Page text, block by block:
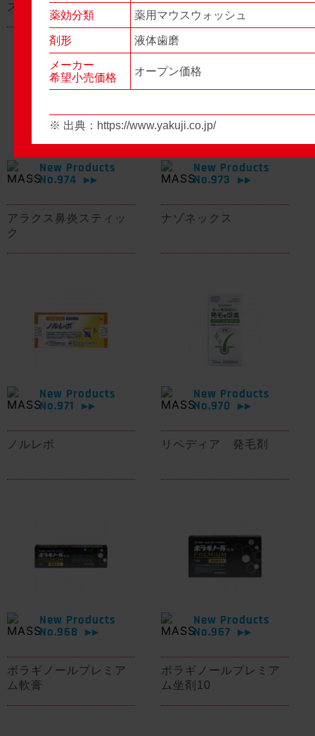
ス顆粒
New Products
No.974
▶▶
アラクス鼻炎スティッ
ク
New Products
No.973
▶▶
ナゾネックス
New Products
No.971
▶▶
ノルレボ
New Products
No.970
▶▶
リペディア 発毛剤
New Products
No.968
▶▶
ボラギノールプレミア
ム軟膏
New Products
No.967
▶▶
ボラギノールプレミア
ム坐剤10
薬効分類 薬用マウスウォッシュ
剤形 液体歯磨
メーカー
希望小売価格
オープン価格
※ 出典： https://www.yakuji.co.jp/